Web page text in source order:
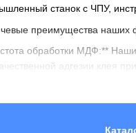
станок с ЧПУ,
преимущества наших
обработки МДФ:**
адгезии клея